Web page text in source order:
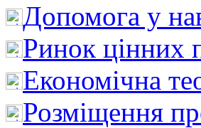
Допомога у
Ринок цінних
Економічна
Розміщення